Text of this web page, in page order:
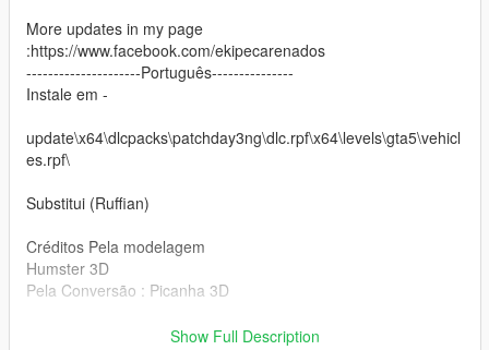
More updates in my page
:https://www.facebook.com/ekipecarenados
---------------------Português---------------
Instale em -
update\x64\dlcpacks\patchday3ng\dlc.rpf\x64\levels\gta5\vehicl
es.rpf\
Substitui (Ruffian)
Créditos Pela modelagem
Humster 3D
Pela Conversão : Picanha 3D
---------------------------English-----------------------
Show Full Description